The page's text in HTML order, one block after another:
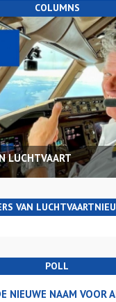
COLUMNS
LUCHTVAART
VAN
POLL
NIEUWE NAAM VOOR